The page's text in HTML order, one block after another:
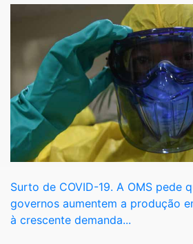
Surto de COVID-19. A OMS pede
governos aumentem a produção
à crescente demanda...